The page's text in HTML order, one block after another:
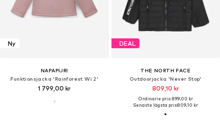
Ny
NAPAPIJRI
Funktionsjacka 'Rainforest Wi 2'
1 799,00 kr
DEAL
THE NORTH FACE
Outdoorjacka 'Never Stop'
809,10 kr
Ordinarie pris: 899,00 kr
Senaste lägsta pris:809,10 kr